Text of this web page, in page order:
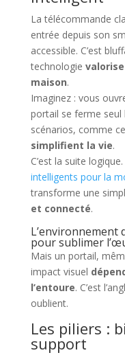
La télécommande
entrée depuis son
accessible. C’est
technologie
maison.
Imaginez : vous
portail se ferme seul
scénarios, comme
simplifient la vie.
C’est la suite
intelligents pour la
transforme une
et connecté.
L’environnement
pour sublimer
Mais un portail,
impact visuel
l’entoure. C’est
oublient.
Les piliers :
support